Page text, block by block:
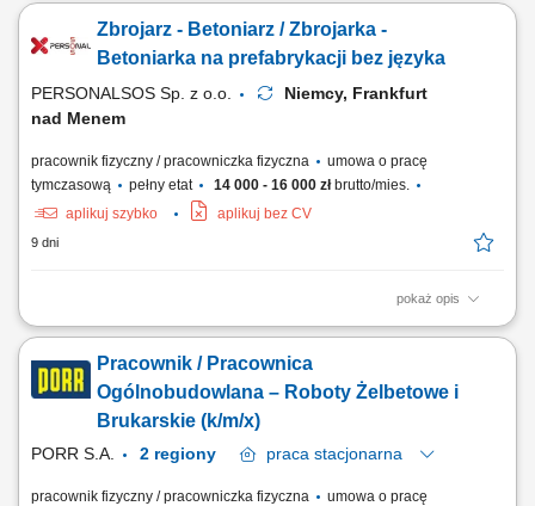
montaż i układanie zbrojeń zgodnie z dokumentacją, wykonywanie prac
związanych ze zbrojeniem elementów budowlanych, współpraca z
Zbrojarz - Betoniarz / Zbrojarka -
Betoniarka na prefabrykacji bez języka
PERSONALSOS Sp. z o.o.
Niemcy, Frankfurt
nad Menem
pracownik fizyczny / pracowniczka fizyczna
umowa o pracę
tymczasową
pełny etat 14 000 - 16 000 złbrutto/mies.
aplikuj szybko
aplikuj bez CV
9 dni
pokaż opis
Zakres obowiązków: Wykonywanie zbrojeń (cięcie, gięcie, wiązanie
zbrojeń w formach prefabrykacyjnych; Przygotowywanie form oraz
niezbędnych elementów do betonowania; Udział w procesie
betonowania oraz zalewanie form betonem;...
Pracownik / Pracownica
Ogólnobudowlana – Roboty Żelbetowe i
Brukarskie (k/m/x)
PORR S.A. praca stacjonarna
pracownik fizyczny / pracowniczka fizyczna
umowa o pracę